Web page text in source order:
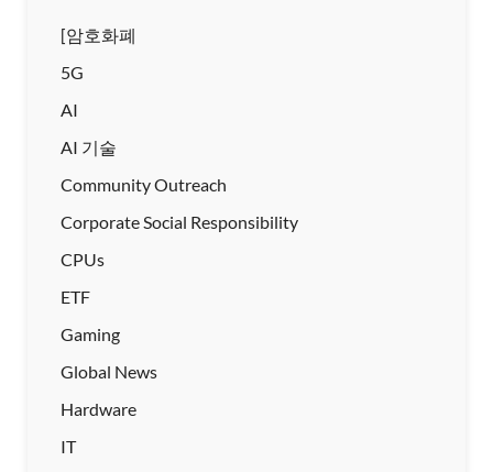
[암호화폐
5G
AI
AI 기술
Community Outreach
Corporate Social Responsibility
CPUs
ETF
Gaming
Global News
Hardware
IT